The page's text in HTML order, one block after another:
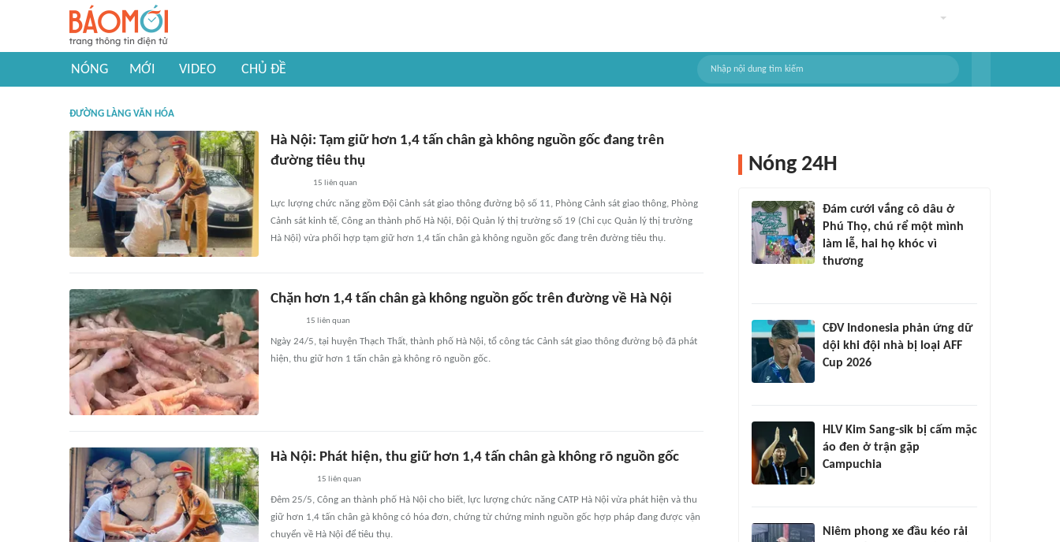
NÓNG MỚI VIDEO CHỦ ĐỀ
ĐƯỜNG LÀNG VĂN HÓA
Hà Nội: Tạm giữ hơn 1,4 tấn chân gà không nguồn gốc đang trên
đường tiêu thụ
15 liên quan
Lực lượng chức năng gồm Đội Cảnh sát giao thông đường bộ số 11, Phòng Cảnh sát giao thông, Phòng
Cảnh sát kinh tế, Công an thành phố Hà Nội, Đội Quản lý thị trường số 19 (Chi cục Quản lý thị trường
Hà Nội) vừa phối hợp tạm giữ hơn 1,4 tấn chân gà không nguồn gốc đang trên đường tiêu thụ.
Chặn hơn 1,4 tấn chân gà không nguồn gốc trên đường về Hà Nội
15 liên quan
Ngày 24/5, tại huyện Thạch Thất, thành phố Hà Nội, tổ công tác Cảnh sát giao thông đường bộ đã phát
hiện, thu giữ hơn 1 tấn chân gà không rõ nguồn gốc.
Hà Nội: Phát hiện, thu giữ hơn 1,4 tấn chân gà không rõ nguồn gốc
15 liên quan
Đêm 25/5, Công an thành phố Hà Nội cho biết, lực lượng chức năng CATP Hà Nội vừa phát hiện và thu
giữ hơn 1,4 tấn chân gà không có hóa đơn, chứng từ chứng minh nguồn gốc hợp pháp đang được vận
chuyển về Hà Nội để tiêu thụ.
Nóng 24H
Đám cưới vắng cô dâu ở
Phú Thọ, chú rể một mình
làm lễ, hai họ khóc vì
thương
CĐV Indonesia phản ứng dữ
dội khi đội nhà bị loại AFF
Cup 2026
HLV Kim Sang-sik bị cấm mặc
áo đen ở trận gặp
Campuchia
Niêm phong xe đầu kéo rải